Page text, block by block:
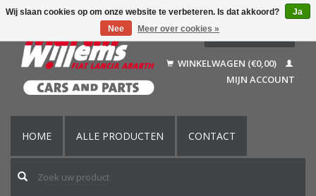
Français
English (US)
WINKELWAGEN (€0,00)
MIJN ACCOUNT
HOME ALLE PRODUCTEN CONTACT
Wij slaan cookies op om onze website te verbeteren. Is dat akkoord?
Ja
Nee
Meer over cookies »